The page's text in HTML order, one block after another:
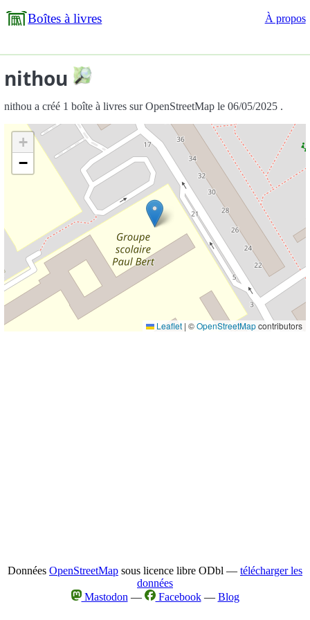
Boîtes à livres À propos
nithou
nithou a créé 1 boîte à livres sur OpenStreetMap le 06/05/2025 .
+
−
Leaflet | ©OpenStreetMapcontributors
Données OpenStreetMap sous licence libre ODbl — télécharger les
données
Mastodon — Facebook— Blog